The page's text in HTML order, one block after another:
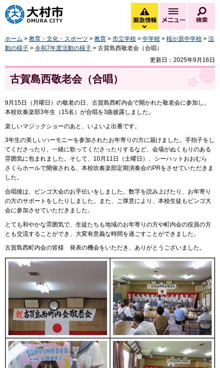
大村市
緊急情報
緊急情報を開く
メニュー
ホーム > 教育・文化・スポーツ > 教育 > 市立学校 > 中学校 > 桜が原中学校 > 活
動の様子 > 令和7年度活動の様子 > 古賀島西敬老会（合唱）
更新日：2025年9月16日
古賀島西敬老会（合唱）
9月15日（月曜日）の敬老の日、古賀島西町内会で開かれた敬老会に参加し、
本校吹奏楽部3年生（15名）が合唱を3曲披露しました。
楽しいマジックショーのあと、いよいよ出番です。
3年生の美しいハーモニーを参加されたお年寄りの方に届けました。手拍子をし
てくださったり、一緒に歌ってくださったりするなど、会場がぬくもりのある
雰囲気に包まれました。そして、10月11日（土曜日）、シーハットおおむら
さくらホールで開催される、本校吹奏楽部定期演奏会のPRをさせていただきま
した。
合唱後は、ビンゴ大会のお手伝いをしました。数字を読み上げたり、お年寄り
の方のサポートをしたりしました。また、ご厚意により、本校生徒もビンゴ大
会に参加させていただきました。
とても和やかな雰囲気で、生徒たちも地域のお年寄りの方や町内会の役員の方
とも交流することができ、大変有意義な時間を過ごすことができました。
古賀島西町内会の皆様 発表の機会をいただき、ありがとうございました。